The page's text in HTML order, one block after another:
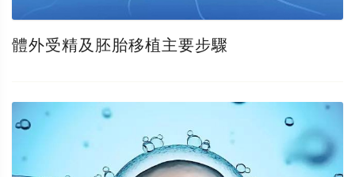
體外受精及胚胎移植主要步驟